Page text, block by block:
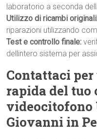
laboratorio a seconda
Utilizzo di ricambi
riparazioni utilizzando
Test e controllo finale:
dellintero sistema per
Contattaci
rapida del tuo
videocitofono
Giovanni in